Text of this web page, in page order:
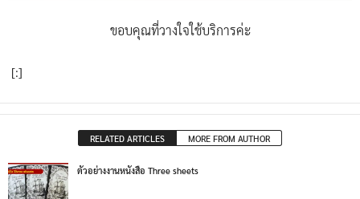
ขอบคุณที่วางใจใช้บริการค่ะ
[:]
RELATED ARTICLES MORE FROM AUTHOR
ตัวอย่างงานหนังสือ Three sheets